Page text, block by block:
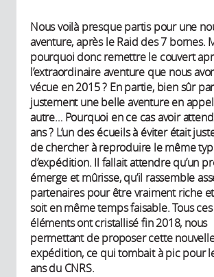
Nous voilà presque partis pour une
aventure, après le Raid des 7 bornes.
pourquoi donc remettre le couvert
l’extraordinaire aventure que nous
vécue en 2015 ? En partie, bien sûr
justement une belle aventure en
autre… Pourquoi en ce cas avoir
ans ? L’un des écueils à éviter était
de chercher à reproduire le même
d’expédition. Il fallait attendre qu’un
émerge et mûrisse, qu’il rassemble
partenaires pour être vraiment riche et
soit en même temps faisable. Tous ces
éléments ont cristallisé fin 2018, nous
permettant de proposer cette
expédition, ce qui tombait à pic pour
ans du CNRS.